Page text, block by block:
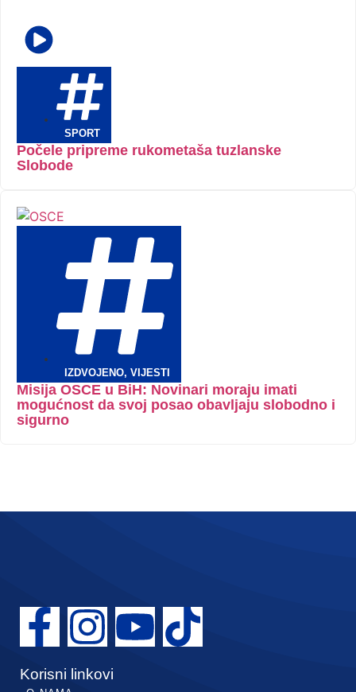
SPORT
Počele pripreme rukometaša tuzlanske
Slobode
IZDVOJENO, VIJESTI
Misija OSCE u BiH: Novinari moraju imati
mogućnost da svoj posao obavljaju slobodno i
sigurno
Korisni linkovi